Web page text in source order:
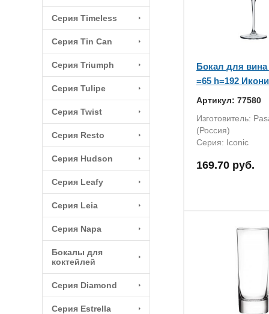
Серия Timeless
Серия Tin Can
Серия Triumph
Серия Tulipe
Серия Twist
Серия Resto
Серия Hudson
Серия Leafy
Серия Leia
Серия Napa
Бокалы для
коктейлей
Серия Diamond
Серия Estrella
Бокал для вина
=65 h=192
Артикул: 77580
Изготовитель:
(Россия)
Серия: Iconic
169.70 руб.